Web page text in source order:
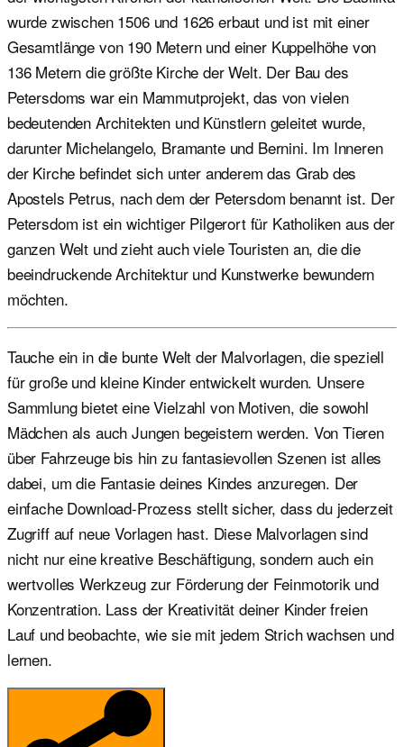
wurde zwischen 1506 und 1626 erbaut und ist mit einer
Gesamtlänge von 190 Metern und einer Kuppelhöhe von
136 Metern die größte Kirche der Welt. Der Bau des
Petersdoms war ein Mammutprojekt, das von vielen
bedeutenden Architekten und Künstlern geleitet wurde,
darunter Michelangelo, Bramante und Bernini. Im Inneren
der Kirche befindet sich unter anderem das Grab des
Apostels Petrus, nach dem der Petersdom benannt ist. Der
Petersdom ist ein wichtiger Pilgerort für Katholiken aus der
ganzen Welt und zieht auch viele Touristen an, die die
beeindruckende Architektur und Kunstwerke bewundern
möchten.
Tauche ein in die bunte Welt der Malvorlagen, die speziell
für große und kleine Kinder entwickelt wurden. Unsere
Sammlung bietet eine Vielzahl von Motiven, die sowohl
Mädchen als auch Jungen begeistern werden. Von Tieren
über Fahrzeuge bis hin zu fantasievollen Szenen ist alles
dabei, um die Fantasie deines Kindes anzuregen. Der
einfache Download-Prozess stellt sicher, dass du jederzeit
Zugriff auf neue Vorlagen hast. Diese Malvorlagen sind
nicht nur eine kreative Beschäftigung, sondern auch ein
wertvolles Werkzeug zur Förderung der Feinmotorik und
Konzentration. Lass der Kreativität deiner Kinder freien
Lauf und beobachte, wie sie mit jedem Strich wachsen und
lernen.